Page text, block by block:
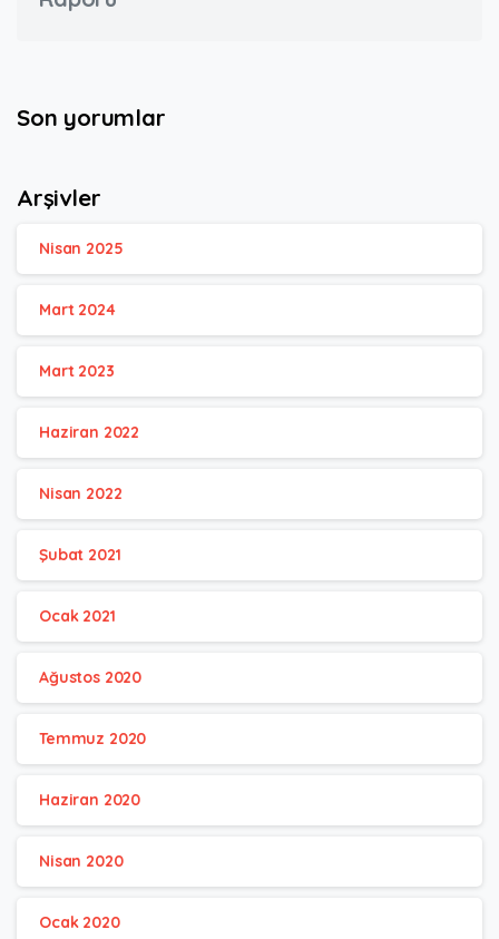
Son yorumlar
Arşivler
Nisan 2025
Mart 2024
Mart 2023
Haziran 2022
Nisan 2022
Şubat 2021
Ocak 2021
Ağustos 2020
Temmuz 2020
Haziran 2020
Nisan 2020
Ocak 2020